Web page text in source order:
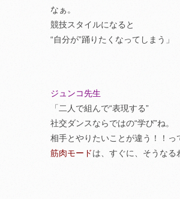
なぁ。
競技スタイルになると
“自分が”踊りたくなってしまう」
ジュンコ先生
「二人で組んで“表現する”
社交ダンスならではの“学び”ね。
相手とやりたいことが違う！！っ
筋肉モードは、すぐに、そうなる